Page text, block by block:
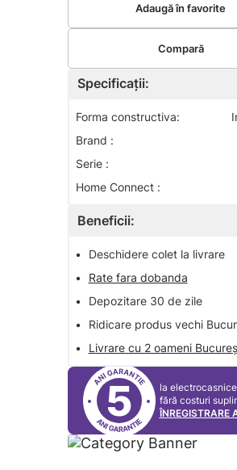
Specificații:
Forma constructiva:
Brand :
Serie :
Home Connect :
Beneficii:
•
Deschidere colet la livrare
•
Rate fara dobanda
•
Depozitare 30 de zile
•
Ridicare produs vechi
•
Livrare cu 2 oameni
5
la
fără costuri
ÎNREGISTRARE
Adaugă în favorite
Compară